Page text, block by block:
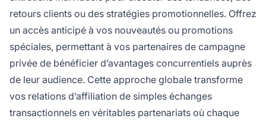
retours clients ou des stratégies promotionnelles. Offrez
un accès anticipé à vos nouveautés ou promotions
spéciales, permettant à vos partenaires de campagne
privée de bénéficier d’avantages concurrentiels auprès
de leur audience. Cette approche globale transforme
vos relations d’affiliation de simples échanges
transactionnels en véritables partenariats où chaque